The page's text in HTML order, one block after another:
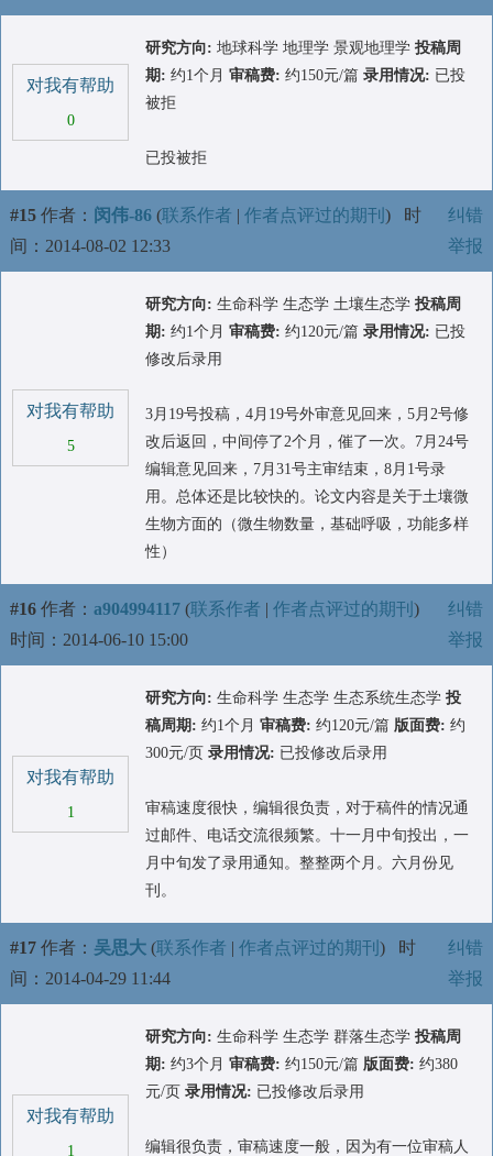
对我有帮助
0
研究方向: 地球科学 地理学 景观地理学 投稿周
期: 约1个月 审稿费: 约150元/篇 录用情况: 已投
被拒
已投被拒
#15 作者： 闵伟-86 (联系作者 | 作者点评过的期刊 ) 时
间：2014-08-02 12:33
纠错
举报
对我有帮助
5
研究方向: 生命科学 生态学 土壤生态学 投稿周
期: 约1个月 审稿费: 约120元/篇 录用情况: 已投
修改后录用
3月19号投稿，4月19号外审意见回来，5月2号修
改后返回，中间停了2个月，催了一次。7月24号
编辑意见回来，7月31号主审结束，8月1号录
用。总体还是比较快的。论文内容是关于土壤微
生物方面的（微生物数量，基础呼吸，功能多样
性）
#16 作者： a904994117 (联系作者 | 作者点评过的期刊 )
时间：2014-06-10 15:00
纠错
举报
对我有帮助
1
研究方向: 生命科学 生态学 生态系统生态学 投
稿周期: 约1个月 审稿费: 约120元/篇 版面费: 约
300元/页 录用情况: 已投修改后录用
审稿速度很快，编辑很负责，对于稿件的情况通
过邮件、电话交流很频繁。十一月中旬投出，一
月中旬发了录用通知。整整两个月。六月份见
刊。
#17 作者： 吴思大 (联系作者 | 作者点评过的期刊 ) 时
间：2014-04-29 11:44
纠错
举报
对我有帮助
1
研究方向: 生命科学 生态学 群落生态学 投稿周
期: 约3个月 审稿费: 约150元/篇 版面费: 约380
元/页 录用情况: 已投修改后录用
编辑很负责，审稿速度一般，因为有一位审稿人